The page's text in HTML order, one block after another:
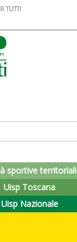
TUTTI
sportive territoriali
Uisp Toscana
Uisp Nazionale